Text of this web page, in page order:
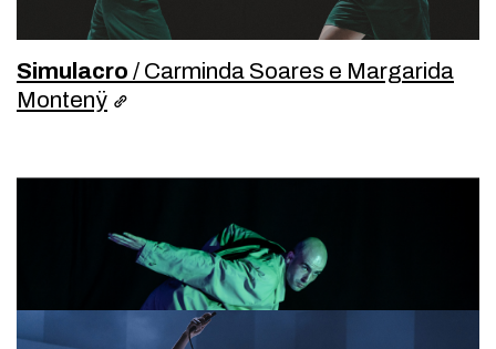
Simulacro / Carminda Soares e Margarida
Montenÿ